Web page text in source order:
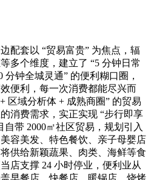
套以 “贸易富贵” 为焦点，辐
多个维度，建立了 “5 分钟日常
钟全城灵通” 的便利糊口圈，
便利，每一次消费都能尽兴而
区域分析体 + 成熟商圈” 的贸易
消费需求，实正实现 “步行即享
带 2000㎡社区贸易，规划引入
容美发、特色餐饮、亲子母婴店
供给新颖蔬果、肉类、海鲜等食
店支撑 24 小时停业，便利业从
早餐店、快餐店、暖锅店、烧烤